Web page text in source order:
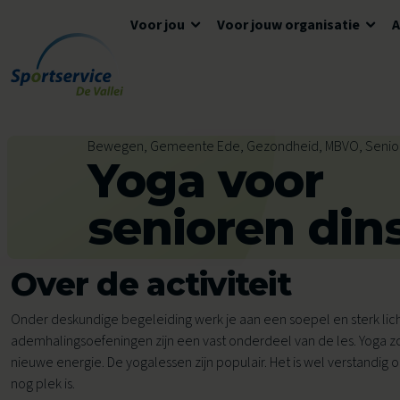
Ga naar de inhoud
Voor jou
Openingstijden
Tickets en reserveren
Tarieven
Ons aanbod voor jou
Zwemles
Voor kinderen
Voor jouw organisatie
Lokaal Sportakkoord
Meedoen
Voor scholen
Algemene voorwaarden
Tarieven
Veelgestelde vragen
Bewegen, Gemeente Ede, Gezondheid, MBVO,
Yoga voor
senioren
Over de activiteit
Onder deskundige begeleiding werk je aan een soepel en sterk
ademhalingsoefeningen zijn een vast onderdeel van de les. Yoga
nieuwe energie. De yogalessen zijn populair. Het is wel verstandig
nog plek is.